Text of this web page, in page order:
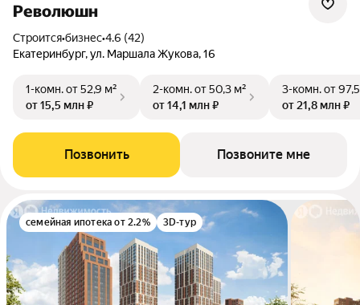
Революшн
Строится•бизнес•4.6 (42)
Екатеринбург, ул. Маршала Жукова, 16
1-комн.от 52,9 м²
от 15,5 млн ₽
2-комн.от 50,3 м²
от 14,1 млн ₽
3-комн.от
от 21,8 млн ₽
Позвонить Позвоните мне
семейная ипотека от 2.2% 3D-тур